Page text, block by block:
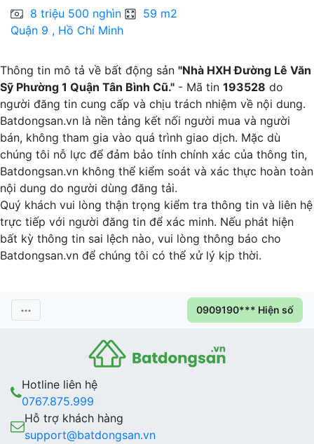
8 triệu 500 nghìn
59 m2
Quận 9 , Hồ Chí Minh
Thông tin mô tả về bất động sản "Nhà HXH Đường Lê Văn
Sỹ Phường 1 Quận Tân Bình Cũ." - Mã tin 193528 do
người đăng tin cung cấp và chịu trách nhiệm về nội dung.
Batdongsan.vn là nền tảng kết nối người mua và người
bán, không tham gia vào quá trình giao dịch. Mặc dù
chúng tôi nỗ lực để đảm bảo tính chính xác của thông tin,
Batdongsan.vn không thể kiểm soát và xác thực hoàn toàn
nội dung do người dùng đăng tải.
Quý khách vui lòng thận trọng kiểm tra thông tin và liên hệ
trực tiếp với người đăng tin để xác minh. Nếu phát hiện
bất kỳ thông tin sai lệch nào, vui lòng thông báo cho
Batdongsan.vn để chúng tôi có thể xử lý kịp thời.
0909190*** Hiện số
Hotline liên hệ
0767.875.999
Hỗ trợ khách hàng
support@batdongsan.vn